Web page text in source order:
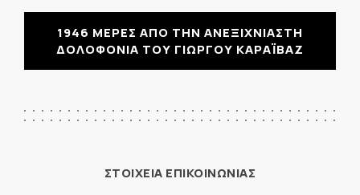
1946 ΜΕΡΕΣ ΑΠΟ ΤΗΝ ΑΝΕΞΙΧΝΙΑΣΤΗ
ΔΟΛΟΦΟΝΙΑ ΤΟΥ ΓΙΩΡΓΟΥ ΚΑΡΑΪΒΑΖ
ΣΤΟΙΧΕΙΑ ΕΠΙΚΟΙΝΩΝΙΑΣ